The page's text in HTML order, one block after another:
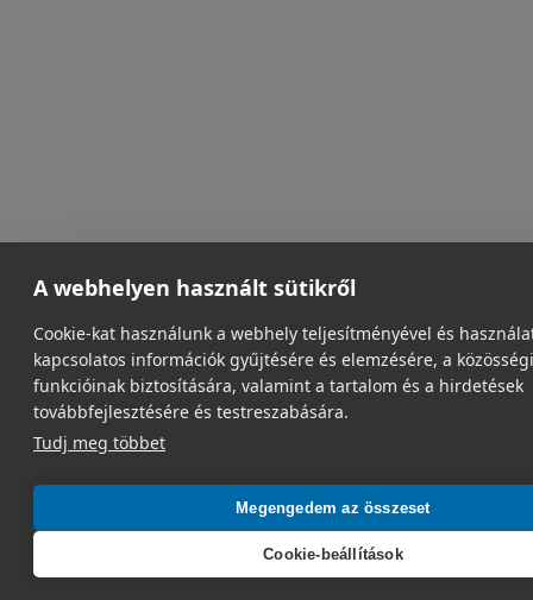
A webhelyen használt sütikről
Cookie-kat használunk a webhely teljesítményével és
kapcsolatos információk gyűjtésére és elemzésére, a
funkcióinak biztosítására, valamint a tartalom és a hirdetések
továbbfejlesztésére és testreszabására.
Tudj meg többet
Megengedem az összeset
Cookie-beállítások